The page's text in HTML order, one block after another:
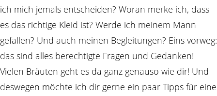
ich mich jemals entscheiden? Woran merke ich, dass
es das richtige Kleid ist? Werde ich meinem Mann
gefallen? Und auch meinen Begleitungen? Eins vorweg:
das sind alles berechtigte Fragen und Gedanken!
Vielen Bräuten geht es da ganz genauso wie dir! Und
deswegen möchte ich dir gerne ein paar Tipps für eine